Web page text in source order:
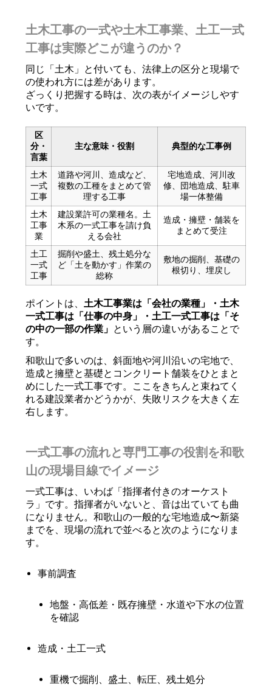
土木工事の一式や土木工事業、土工一式
工事は実際どこが違うのか？
同じ「土木」と付いても、法律上の区分と現場で
の使われ方には差があります。
ざっくり把握する時は、次の表がイメージしやす
いです。
区
分・
言葉
主な意味・役割 典型的な工事例
土木
一式
工事
道路や河川、造成など、
複数の工種をまとめて管
理する工事
宅地造成、河川改
修、団地造成、駐車
場一体整備
土木
工事
業
建設業許可の業種名。土
木系の一式工事を請け負
える会社
造成・擁壁・舗装を
まとめて受注
土工
一式
工事
掘削や盛土、残土処分な
ど「土を動かす」作業の
総称
敷地の掘削、基礎の
根切り、埋戻し
ポイントは、土木工事業は「会社の業種」・土木
一式工事は「仕事の中身」・土工一式工事は「そ
の中の一部の作業」 という層の違いがあることで
す。
和歌山で多いのは、斜面地や河川沿いの宅地で、
造成と擁壁と基礎とコンクリート舗装をひとまと
めにした一式工事です。ここをきちんと束ねてく
れる建設業者かどうかが、失敗リスクを大きく左
右します。
一式工事の流れと専門工事の役割を和歌
山の現場目線でイメージ
一式工事は、いわば「指揮者付きのオーケスト
ラ」です。指揮者がいないと、音は出ていても曲
になりません。和歌山の一般的な宅地造成〜新築
までを、現場の流れで並べると次のようになりま
す。
事前調査
地盤・高低差・既存擁壁・水道や下水の位置
を確認
造成・土工一式
重機で掘削、盛土、転圧、残土処分